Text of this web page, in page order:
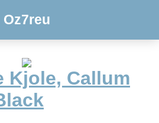
Oz7reu
Kjole, Callum